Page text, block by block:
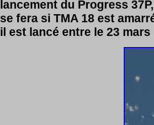
lancement du Progress
se fera si TMA 18 est
il est lancé entre le 23 mars